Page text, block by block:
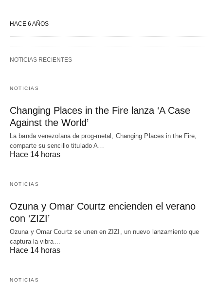
HACE 6 AÑOS
NOTICIAS RECIENTES
NOTICIAS
Changing Places in the Fire lanza ‘A Case
Against the World’
La banda venezolana de prog-metal, Changing Places in the Fire,
comparte su sencillo titulado A…
Hace 14 horas
NOTICIAS
Ozuna y Omar Courtz encienden el verano
con ‘ZIZI’
Ozuna y Omar Courtz se unen en ZIZI, un nuevo lanzamiento que
captura la vibra…
Hace 14 horas
NOTICIAS